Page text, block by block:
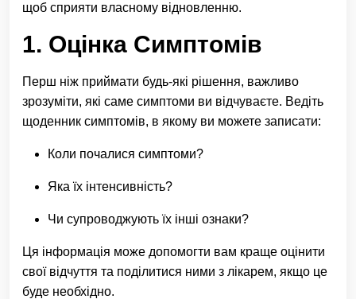
щоб сприяти власному відновленню.
1. Оцінка Симптомів
Перш ніж приймати будь-які рішення, важливо
зрозуміти, які саме симптоми ви відчуваєте. Ведіть
щоденник симптомів, в якому ви можете записати:
Коли почалися симптоми?
Яка їх інтенсивність?
Чи супроводжують їх інші ознаки?
Ця інформація може допомогти вам краще оцінити
свої відчуття та поділитися ними з лікарем, якщо це
буде необхідно.